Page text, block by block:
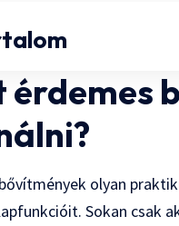
érdemes
olyan
Sokan csak